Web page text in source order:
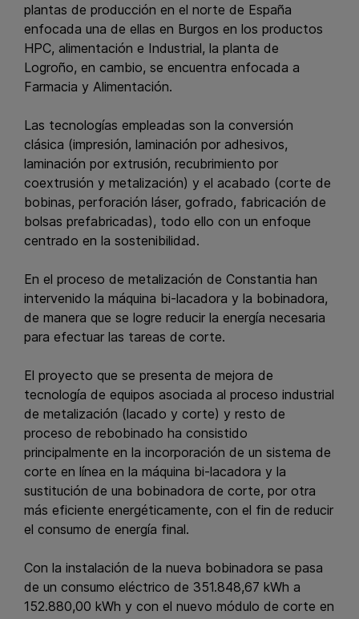
plantas de producción en el norte de España
enfocada una de ellas en Burgos en los productos
HPC, alimentación e Industrial, la planta de
Logroño, en cambio, se encuentra enfocada a
Farmacia y Alimentación.
Las tecnologías empleadas son la conversión
clásica (impresión, laminación por adhesivos,
laminación por extrusión, recubrimiento por
coextrusión y metalización) y el acabado (corte de
bobinas, perforación láser, gofrado, fabricación de
bolsas prefabricadas), todo ello con un enfoque
centrado en la sostenibilidad.
En el proceso de metalización de Constantia han
intervenido la máquina bi-lacadora y la bobinadora,
de manera que se logre reducir la energía necesaria
para efectuar las tareas de corte.
El proyecto que se presenta de mejora de
tecnología de equipos asociada al proceso industrial
de metalización (lacado y corte) y resto de
proceso de rebobinado ha consistido
principalmente en la incorporación de un sistema de
corte en línea en la máquina bi-lacadora y la
sustitución de una bobinadora de corte, por otra
más eficiente energéticamente, con el fin de reducir
el consumo de energía final.
Con la instalación de la nueva bobinadora se pasa
de un consumo eléctrico de 351.848,67 kWh a
152.880,00 kWh y con el nuevo módulo de corte en